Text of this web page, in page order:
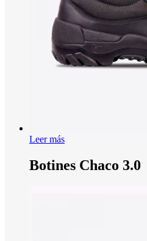
Leer más
Botines Chaco 3.0